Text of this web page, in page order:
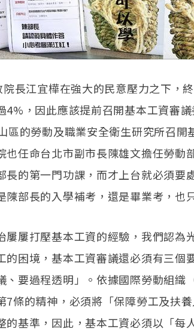
長江宜樺在強大的民意壓力之下，
4%，因此應該提前召開基本工資審
區的勞動及職業安全衛生研究所召開
也任命台北市副市長陳雄文擔任勞動
長的第一門功課，而才上台就必須要
陳部長的入學補考，還是畢業考，也
屢屢打壓基本工資的經驗，我們認為
的困境，基本工資審議還必須有三個
、要過程透明」。依據國際勞動組織
7條的精神，必須將「保障勞工及扶
的基準，因此，基本工資必須以「每